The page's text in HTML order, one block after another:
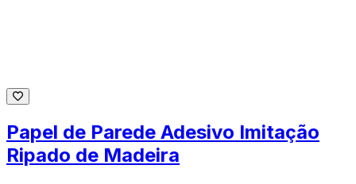
Papel de Parede Adesivo Imitação
Ripado de Madeira